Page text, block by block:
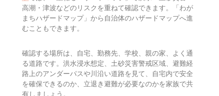
も逃げる必要がある場所
か」を見る
では、「重ねるハザードマップ」で洪水・土砂災害・
高潮・津波などのリスクを重ねて確認できます。「わが
まちハザードマップ」から自治体のハザードマップへ進
むこともできます。